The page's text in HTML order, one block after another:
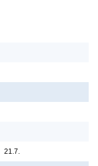
21.7.